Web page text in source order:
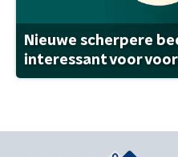
Nieuwe scherpere
interessant voor